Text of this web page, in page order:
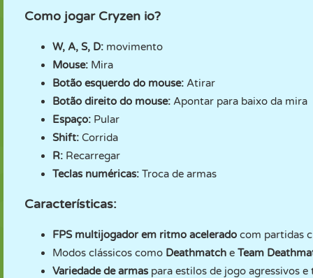
Como jogar Cryzen io?
W, A, S, D: movimento
Mouse: Mira
Botão esquerdo do mouse: Atirar
Botão direito do mouse: Apontar para baixo da mira
Espaço: Pular
Shift: Corrida
R: Recarregar
Teclas numéricas: Troca de armas
Características:
FPS multijogador em ritmo acelerado com partidas
Modos clássicos como Deathmatch e Team
Variedade de armas para estilos de jogo agressivos e